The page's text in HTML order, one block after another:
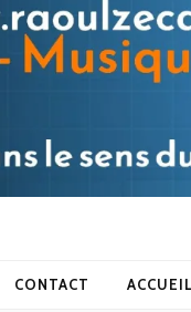
CONTACT ACCUEIL